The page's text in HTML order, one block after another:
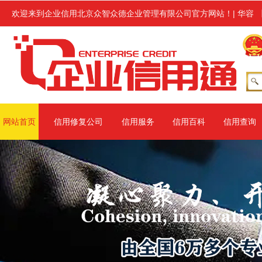
欢迎来到企业信用北京众智众德企业管理有限公司官方网站！ | 华容
企业信用修复服务,修复范围涉及信用中国、信用地方(主要指省级
网站首页 信用修复公司 信用服务 信用百科 信用查询